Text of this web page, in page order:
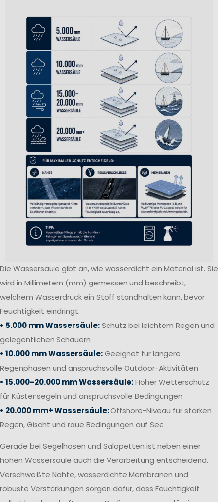
Die Wassersäule gibt an, wie wasserdicht ein Material ist. Sie
wird in Millimetern (mm) gemessen und beschreibt,
welchem Wasserdruck ein Stoff standhalten kann, bevor
Feuchtigkeit eindringt.
• 5.000 mm Wassersäule:Schutz bei leichtem Regen und
gelegentlichen Schauern
• 10.000 mm Wassersäule:Geeignet für längere
Regenphasen und anspruchsvolle Outdoor-Aktivitäten
• 15.000–20.000 mm Wassersäule:Hoher Wetterschutz
für Küstensegeln und anspruchsvolle Bedingungen
• 20.000 mm+ Wassersäule:Offshore-Niveau für starken
Regen, Gischt und raue Bedingungen auf See
Gerade bei Segelhosen und Salopetten ist neben einer
hohen Wassersäule auch die Verarbeitung entscheidend.
Verschweißte Nähte, wasserdichte Membranen und
robuste Verstärkungen sorgen dafür, dass Feuchtigkeit